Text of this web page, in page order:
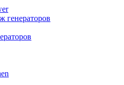
генераторов